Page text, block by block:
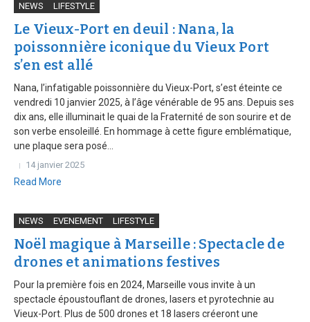
NEWS LIFESTYLE
Le Vieux-Port en deuil : Nana, la
poissonnière iconique du Vieux Port
s’en est allé
Nana, l’infatigable poissonnière du Vieux-Port, s’est éteinte ce
vendredi 10 janvier 2025, à l’âge vénérable de 95 ans. Depuis ses
dix ans, elle illuminait le quai de la Fraternité de son sourire et de
son verbe ensoleillé. En hommage à cette figure emblématique,
une plaque sera posé...
14 janvier 2025
Read More
NEWS EVENEMENT LIFESTYLE
Noël magique à Marseille : Spectacle de
drones et animations festives
Pour la première fois en 2024, Marseille vous invite à un
spectacle époustouflant de drones, lasers et pyrotechnie au
Vieux-Port. Plus de 500 drones et 18 lasers créeront une